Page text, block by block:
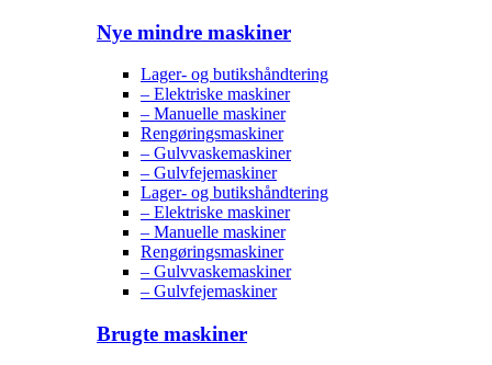
Nye mindre maskiner
Lager- og butikshåndtering
– Elektriske maskiner
– Manuelle maskiner
Rengøringsmaskiner
– Gulvvaskemaskiner
– Gulvfejemaskiner
Lager- og butikshåndtering
– Elektriske maskiner
– Manuelle maskiner
Rengøringsmaskiner
– Gulvvaskemaskiner
– Gulvfejemaskiner
Brugte maskiner